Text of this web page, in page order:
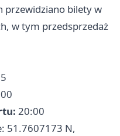
przewidziano bilety w
w tym przedsprzedaż
20:00
51.7607173 N,